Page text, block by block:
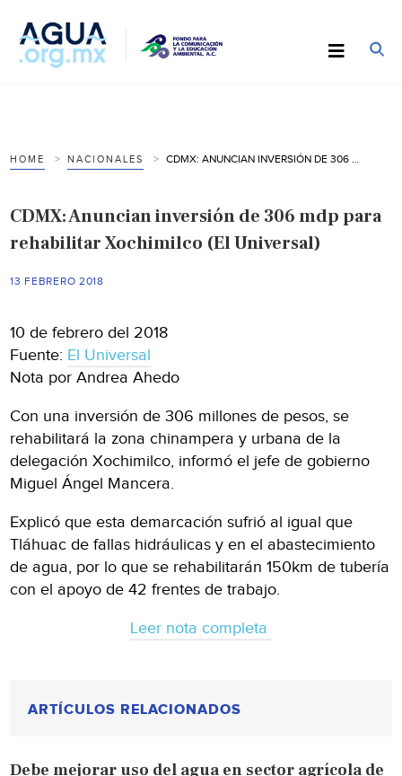
HOME NACIONALES
CDMX: Anuncian inversión de 306 mdp para
rehabilitar Xochimilco (El Universal)
13 FEBRERO 2018
10 de febrero del 2018
Fuente: El Universal
Nota por Andrea Ahedo
Con una inversión de 306 millones de pesos, se
rehabilitará la zona chinampera y urbana de la
delegación Xochimilco, informó el jefe de gobierno
Miguel Ángel Mancera.
Explicó que esta demarcación sufrió al igual que
Tláhuac de fallas hidráulicas y en el abastecimiento
de agua, por lo que se rehabilitarán 150km de tubería
con el apoyo de 42 frentes de trabajo.
Leer nota completa
ARTÍCULOS RELACIONADOS
Debe mejorar uso del agua en sector agrícola de